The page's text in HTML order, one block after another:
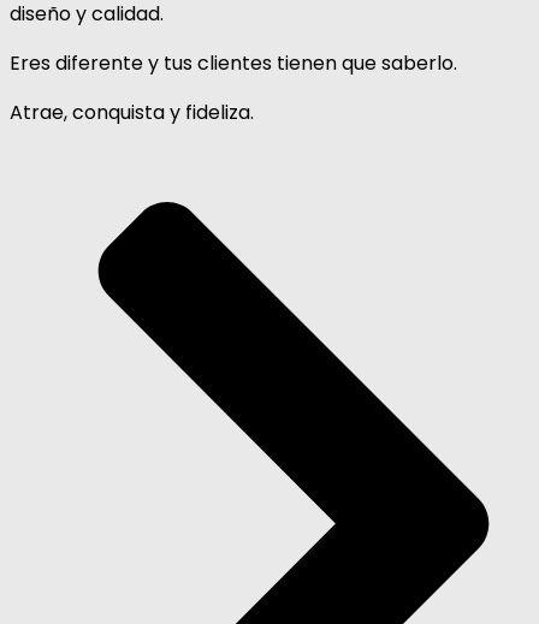
diseño y calidad.
Eres diferente y tus clientes tienen que saberlo.
Atrae, conquista y fideliza.